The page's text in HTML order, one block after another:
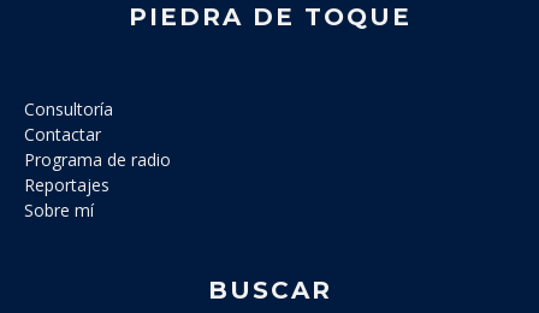
PIEDRA DE TOQUE
Consultoría
Contactar
Programa de radio
Reportajes
Sobre mí
BUSCAR